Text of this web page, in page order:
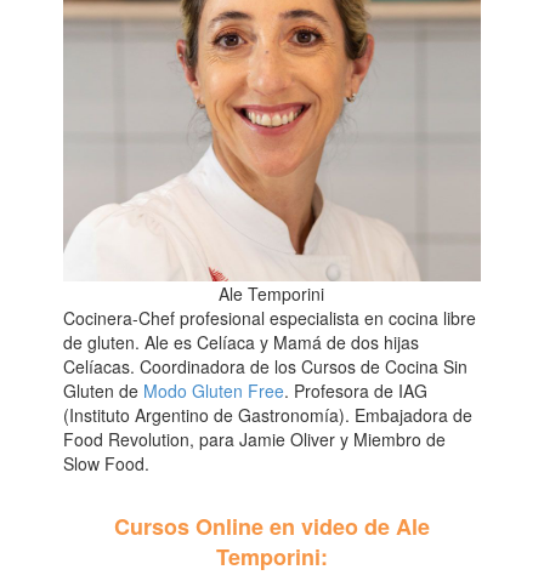
Ale Temporini
Cocinera-Chef profesional especialista en cocina libre
de gluten. Ale es Celíaca y Mamá de dos hijas
Celíacas. Coordinadora de los Cursos de Cocina Sin
Gluten de Modo Gluten Free. Profesora de IAG
(Instituto Argentino de Gastronomía). Embajadora de
Food Revolution, para Jamie Oliver y Miembro de
Slow Food.
Cursos Online en video de Ale
Temporini: